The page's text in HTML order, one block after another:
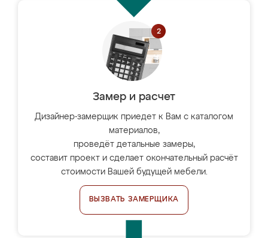
Замер и расчет
Дизайнер-замерщик приедет к Вам с каталогом
материалов,
проведёт детальные замеры,
составит проект и сделает окончательный расчёт
стоимости Вашей будущей мебели.
ВЫЗВАТЬ ЗАМЕРЩИКА